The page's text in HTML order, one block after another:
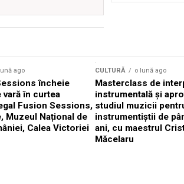
ago
încheie
în curtea
Fusion Sessions,
Muzeul Național de
Calea Victoriei
CULTURĂ o lună ago
Masterclass de
instrumentală și
studiul muzicii
instrumentiștii de
ani, cu maestrul
Măcelaru